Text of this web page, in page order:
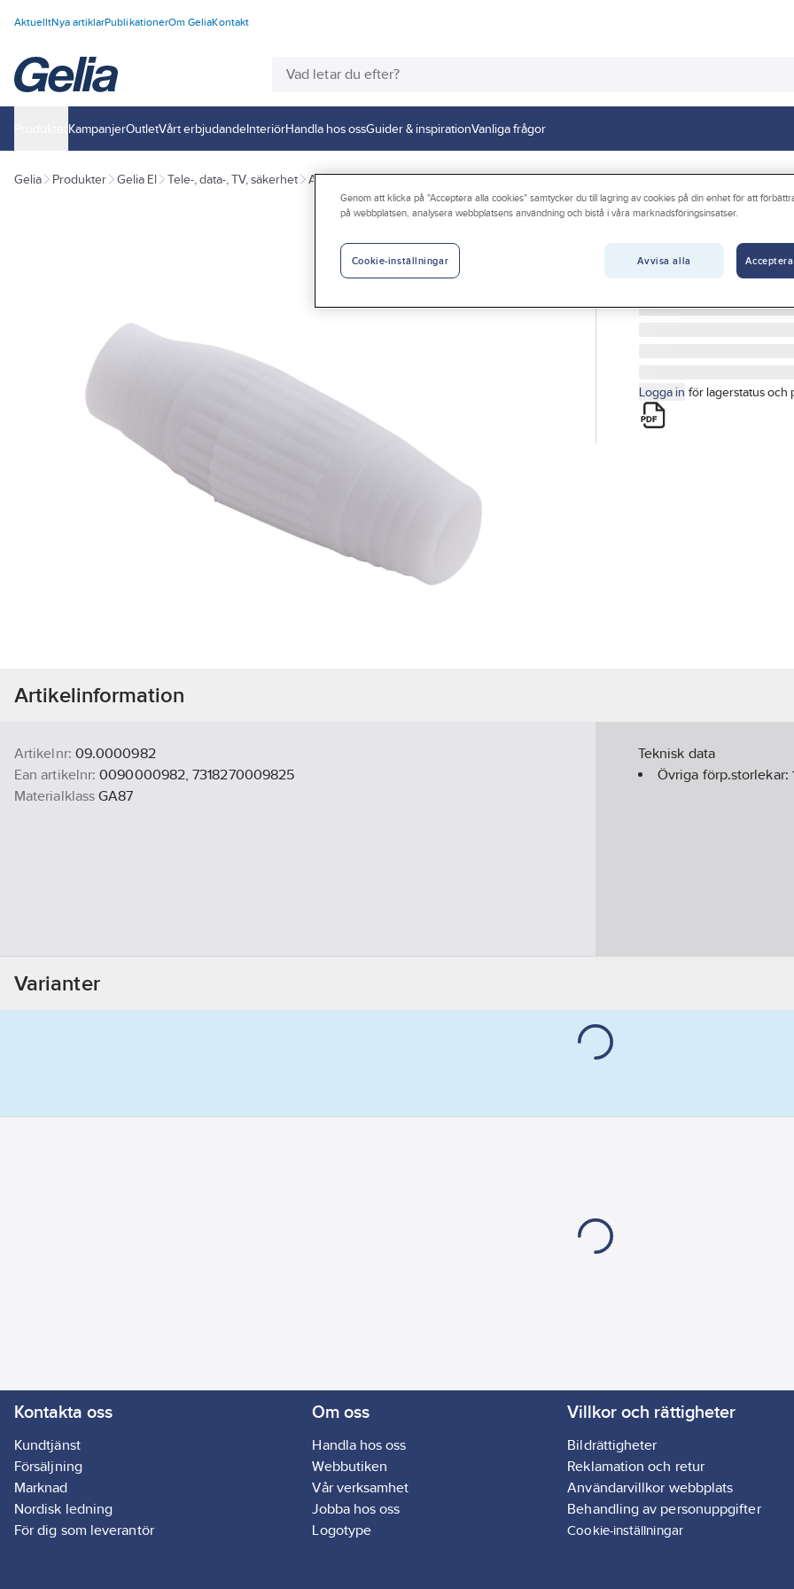
AktuelltNya artiklarPublikationerOm GeliaKontakt
KampanjerOutletVårt erbjudandeInteriörHandla hos ossGuider & inspirationVanliga frågor
Gelia Produkter Gelia El Tele-, data-, TV, säkerhet Antenn och TV
Antenn,
ANTENNKONTAKT
Logga in för lagerstatus och
Artikelinformation
Artikelnr: 09.0000982
Ean artikelnr: 0090000982, 7318270009825
Materialklass GA87
Teknisk data
Övriga förp.storlekar:
Varianter
Kontakta oss
Kundtjänst
Försäljning
Marknad
Nordisk ledning
För dig som leverantör
Om oss
Handla hos oss
Webbutiken
Vår verksamhet
Jobba hos oss
Logotype
Villkor och rättigheter
Bildrättigheter
Reklamation och retur
Användarvillkor webbplats
Behandling av personuppgifter
Cookie-inställningar
Genom att klicka på "Acceptera alla cookies" samtycker du till lagring av cookies på din enhet för att
på webbplatsen, analysera webbplatsens användning och bistå i våra marknadsföringsinsatser.
Avvisa alla
Cookie-inställningar